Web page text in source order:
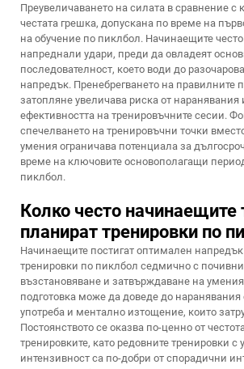
Преувеличаването на силата в сравнение с
честата грешка, допускана по време на
на обучение по пиклбол. Начинаещите
напреднали удари, преди да овладеят
последователност, което води до
напредък. Пренебрегването на правилните
затопляне увеличава риска от наранявания
ефективността на тренировъчните сесии.
спечелването на тренировъчни точки
умения ограничава потенциала за
време на ключовите основополагащи
пиклбол.
Колко често начинаещите
планират тренировки по
Начинаещите постигат оптимален напредък
тренировки по пиклбол седмично с
възстановяване и затвърждаване на
подготовка може да доведе до наранявания
употреба и ментално изтощение, които
Постоянството се оказва по-ценно от
тренировките, като редовните тренировки с
интензивност са по-добри от спорадични